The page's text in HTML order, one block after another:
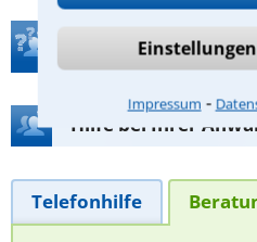
Impressum ⁃
Teste Dein
Hilfe bei Ihrer
Telefonhilfe